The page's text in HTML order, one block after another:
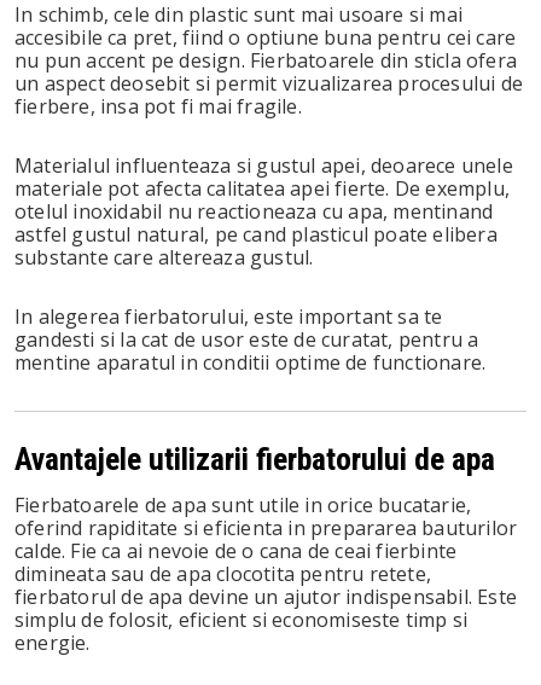
In schimb, cele din plastic sunt mai usoare si mai
accesibile ca pret, fiind o optiune buna pentru cei care
nu pun accent pe design. Fierbatoarele din sticla ofera
un aspect deosebit si permit vizualizarea procesului de
fierbere, insa pot fi mai fragile.
Materialul influenteaza si gustul apei, deoarece unele
materiale pot afecta calitatea apei fierte. De exemplu,
otelul inoxidabil nu reactioneaza cu apa, mentinand
astfel gustul natural, pe cand plasticul poate elibera
substante care altereaza gustul.
In alegerea fierbatorului, este important sa te
gandesti si la cat de usor este de curatat, pentru a
mentine aparatul in conditii optime de functionare.
Avantajele utilizarii fierbatorului de apa
Fierbatoarele de apa sunt utile in orice bucatarie,
oferind rapiditate si eficienta in prepararea bauturilor
calde. Fie ca ai nevoie de o cana de ceai fierbinte
dimineata sau de apa clocotita pentru retete,
fierbatorul de apa devine un ajutor indispensabil. Este
simplu de folosit, eficient si economiseste timp si
energie.